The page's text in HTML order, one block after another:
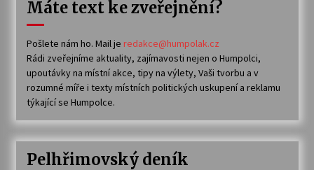
Máte text ke zveřejnění?
Pošlete nám ho. Mail je redakce@humpolak.cz
Rádi zveřejníme aktuality, zajímavosti nejen o Humpolci,
upoutávky na místní akce, tipy na výlety, Vaši tvorbu a v
rozumné míře i texty místních politických uskupení a reklamu
týkající se Humpolce.
Pelhřimovský deník